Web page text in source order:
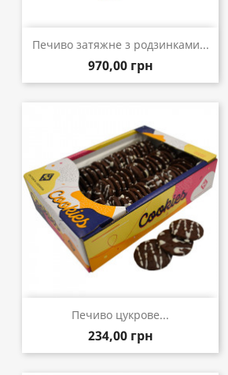
Печиво затяжне з родзинками...
970,00 грн
Печиво цукрове...
234,00 грн